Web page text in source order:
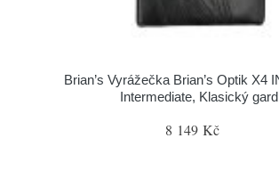
Brian’s Vyrážečka Brian’s Optik X4
Intermediate, Klasický gard
8 149 Kč